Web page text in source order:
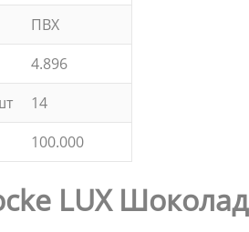
ПВХ
4.896
14
100.000
LUX Шоколад